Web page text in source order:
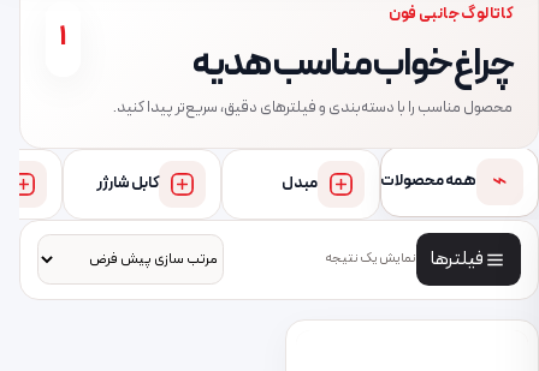
کاتالوگ جانبی فون
چراغ خواب مناسب هدیه
محصول مناسب را با دسته‌بندی و فیلترهای دقیق، سریع‌تر پیدا کنید.
1
⌁ همه محصولات مبدل کابل شارژر
فیلترها نمایش یک نتیجه